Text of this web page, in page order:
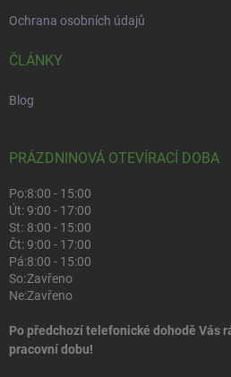
Ochrana osobních údajů
ČLÁNKY
Blog
PRÁZDNINOVÁ OTEVÍRACÍ DOBA
Po:8:00 - 15:00
Út:9:00 - 17:00
St: 8:00 - 15:00
Čt:9:00 - 17:00
Pá:8:00 - 15:00
So:Zavřeno
Ne:Zavřeno
Po předchozí telefonické dohodě Vás
pracovní dobu!